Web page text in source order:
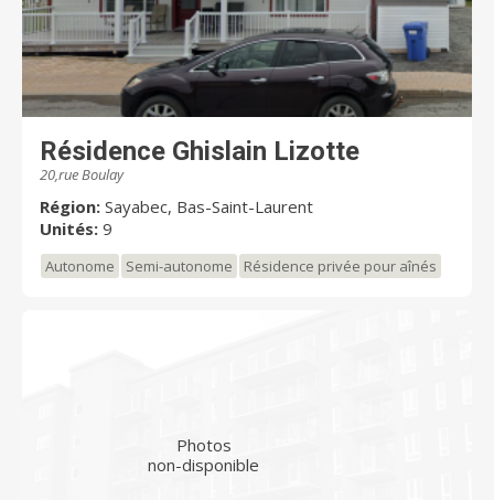
Résidence Ghislain Lizotte
20,rue Boulay
Région: Sayabec, Bas-Saint-Laurent
Unités: 9
Autonome Semi-autonome Résidence privée pour aînés
Photos
non-disponible